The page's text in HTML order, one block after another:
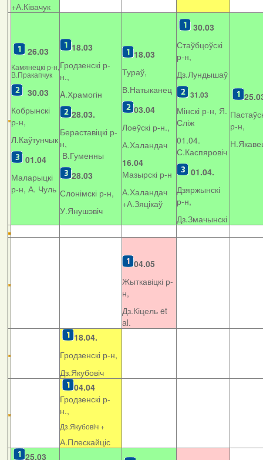
+А.Ківачук
26.03
Камянецкі р-н,
В.Пракапчук
30.03
Кобрынскі
р-н,
Л.Каўтунчык
01.04
Маларыцкі
р-н, А. Чуль
18.03
Гродзенскі р-
н.,
A.Храмогін
28.03.
Бераставіцкі р-
н,
В.Гуменны
28.03
Слонімскі р-н,
У.Янушэвіч
18.03
Тураў,
В.Натыканец
03.04
Лоеўскі р-н.,
А.Халандач
16.04
Мазырскі р-н
А.Халандач
+А.Зяцікаў
30.03
Стаўбцоўскі
р-н,
Дз.Лундышаў
31.03
Мінскі р-н, Я.
Сліж
01.04.
С.Каспяровіч
01.04.
Дзяржынскі
р-н,
Дз.Змачынскі
р-н,
04.05
Жыткавіцкі р-
н,
Дз.Кіцель et
al.
18.04.
Гродзенскі р-н,
Дз.Якубовіч
04.04
Гродзенскі р-
н.,
Дз.Якубовіч +
А.Плескайціс
25.03